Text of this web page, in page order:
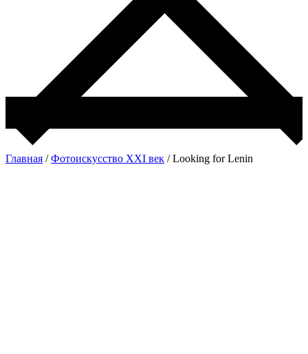
Главная /Фотоискусство ХХI век / Looking for Lenin